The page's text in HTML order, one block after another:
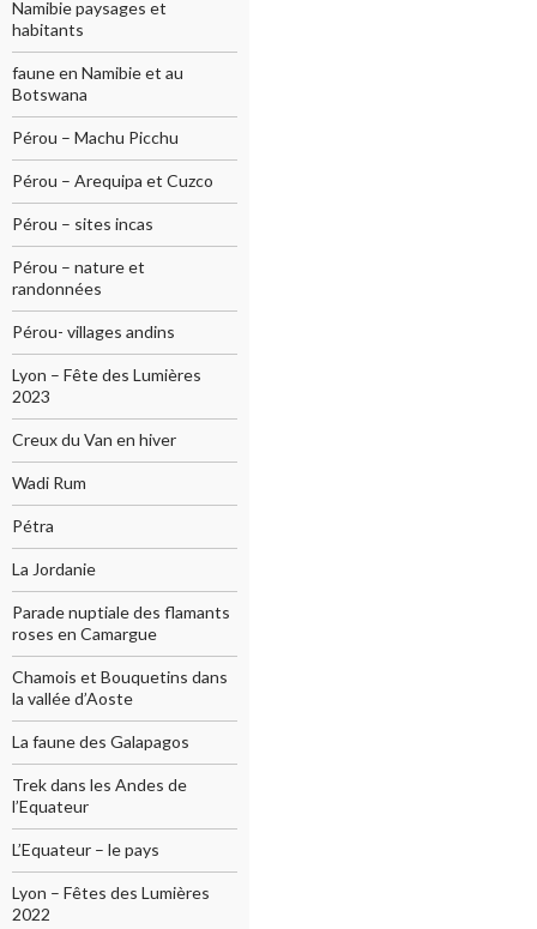
Namibie paysages et
habitants
faune en Namibie et au
Botswana
Pérou – Machu Picchu
Pérou – Arequipa et Cuzco
Pérou – sites incas
Pérou – nature et
randonnées
Pérou- villages andins
Lyon – Fête des Lumières
2023
Creux du Van en hiver
Wadi Rum
Pétra
La Jordanie
Parade nuptiale des flamants
roses en Camargue
Chamois et Bouquetins dans
la vallée d’Aoste
La faune des Galapagos
Trek dans les Andes de
l’Equateur
L’Equateur – le pays
Lyon – Fêtes des Lumières
2022